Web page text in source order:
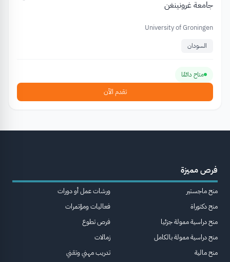
جامعة غرونينغن
University of Groningen
السودان
متاح دائمًا
تقدم الآن
فرص مميزة
منح ماجستير
منح دكتوراة
منح دراسية ممولة جزئيا
منح دراسية ممولة بالكامل
منح مالية
ورشات عمل أو دورات
فعاليات ومؤتمرات
فرص تطوع
زمالات
تدريب مهني وتقني